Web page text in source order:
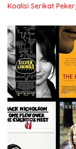
Koalisi Serikat